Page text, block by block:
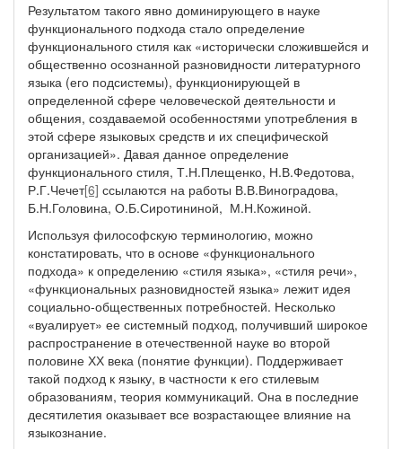
Результатом такого явно доминирующего в науке
функционального подхода стало определение
функционального стиля как «исторически сложившейся и
общественно осознанной разновидности литературного
языка (его подсистемы), функционирующей в
определенной сфере человеческой деятельности и
общения, создаваемой особенностями употребления в
этой сфере языковых средств и их специфической
организацией». Давая данное определение
функционального стиля, Т.Н.Плещенко, Н.В.Федотова,
Р.Г.Чечет[6] ссылаются на работы В.В.Виноградова,
Б.Н.Головина, О.Б.Сиротининой, М.Н.Кожиной.
Используя философскую терминологию, можно
констатировать, что в основе «функционального
подхода» к определению «стиля языка», «стиля речи»,
«функциональных разновидностей языка» лежит идея
социально-общественных потребностей. Несколько
«вуалирует» ее системный подход, получивший широкое
распространение в отечественной науке во второй
половине ХХ века (понятие функции). Поддерживает
такой подход к языку, в частности к его стилевым
образованиям, теория коммуникаций. Она в последние
десятилетия оказывает все возрастающее влияние на
языкознание.